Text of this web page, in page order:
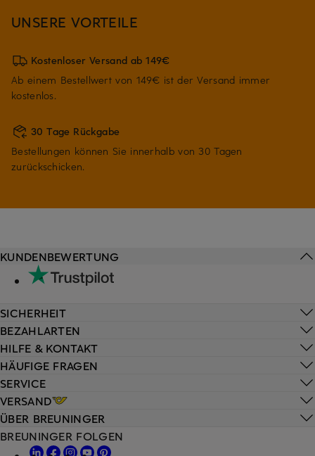
UNSERE VORTEILE
Kostenloser Versand ab 149€
Ab einem Bestellwert von 149€ ist der Versand immer
kostenlos.
30 Tage Rückgabe
Bestellungen können Sie innerhalb von 30 Tagen
zurückschicken.
HILFE & KONTAKT
HÄUFIGE FRAGEN
SERVICE
VERSAND
KUNDENBEWERTUNG
SICHERHEIT
BEZAHLARTEN
ÜBER BREUNINGER
BREUNINGER FOLGEN